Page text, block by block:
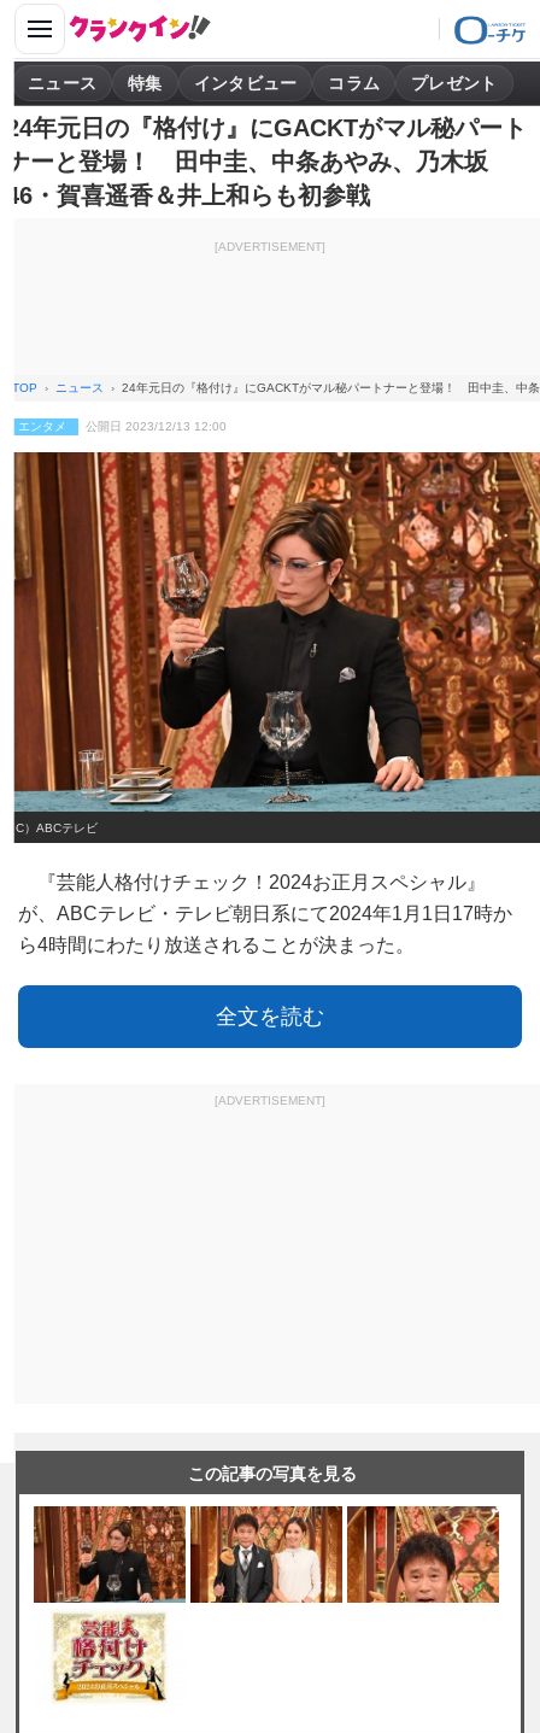
ニュース 特集 インタビュー コラム プレゼント
24年元日の『格付け』にGACKTがマル秘パート
ナーと登場！ 田中圭、中条あやみ、乃木坂
46・賀喜遥香＆井上和らも初参戦
[ADVERTISEMENT]
TOP ニュース 24年元日の『格付け』にGACKTがマル秘パートナーと登場！ 田中圭、中
エンタメ 公開日 2023/12/13 12:00
（C）ABCテレビ
『芸能人格付けチェック！2024お正月スペシャル』
が、ABCテレビ・テレビ朝日系にて2024年1月1日17時か
ら4時間にわたり放送されることが決まった。
全文を読む
[ADVERTISEMENT]
この記事の写真を見る